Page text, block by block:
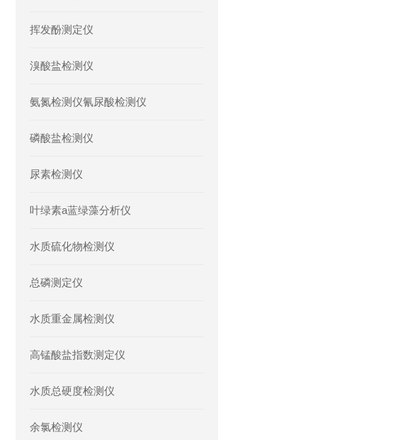
挥发酚测定仪
溴酸盐检测仪
氨氮检测仪氰尿酸检测仪
磷酸盐检测仪
尿素检测仪
叶绿素a蓝绿藻分析仪
水质硫化物检测仪
总磷测定仪
水质重金属检测仪
高锰酸盐指数测定仪
水质总硬度检测仪
余氯检测仪